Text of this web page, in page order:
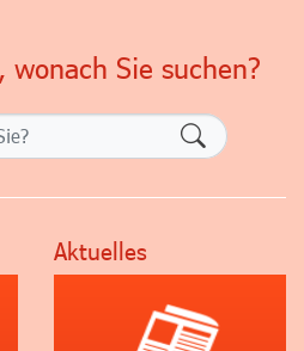
Sie suchen?
Aktuelles